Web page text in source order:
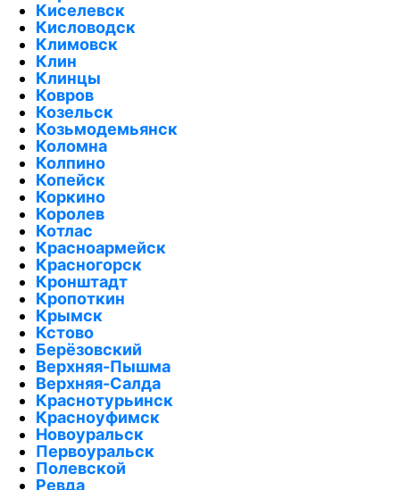
Киселевск
Кисловодск
Климовск
Клин
Клинцы
Ковров
Козельск
Козьмодемьянск
Коломна
Колпино
Копейск
Коркино
Королев
Котлас
Красноармейск
Красногорск
Кронштадт
Кропоткин
Крымск
Кстово
Берёзовский
Верхняя-Пышма
Верхняя-Салда
Краснотурьинск
Красноуфимск
Новоуральск
Первоуральск
Полевской
Ревда